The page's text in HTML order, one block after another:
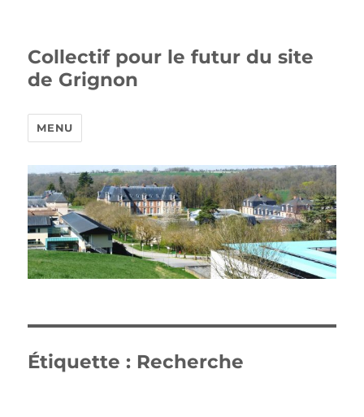
Collectif pour le futur du site
de Grignon
MENU
Étiquette : Recherche